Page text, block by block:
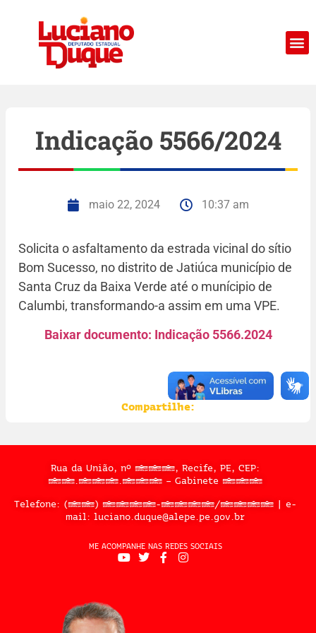
Indicação 5566/2024
maio 22, 2024 10:37 am
Solicita o asfaltamento da estrada vicinal do sítio
Bom Sucesso, no distrito de Jatiúca município de
Santa Cruz da Baixa Verde até o munícipio de
Calumbi, transformando-a assim em uma VPE.
Baixar documento: Indicação 5566.2024
Compartilhe:
Rua da União, nº 397, Recife, PE, CEP:
50.050.909 – Gabinete 302
Telefone: (81) 3183-2467/2324 | e-
mail: luciano.duque@alepe.pe.gov.br
ME ACOMPANHE NAS REDES SOCIAIS